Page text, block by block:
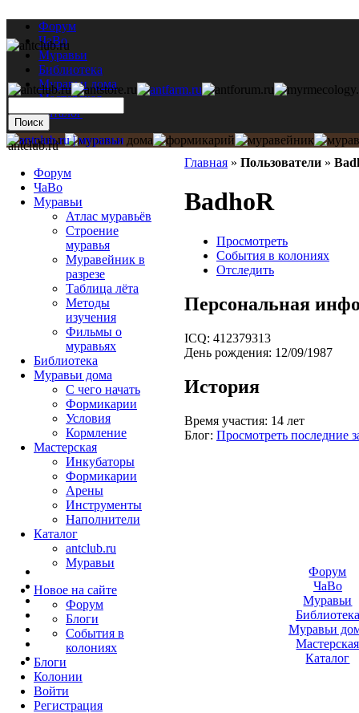
Форум
ЧаВо
Муравьи
Библиотека
Муравьи дома
Мастерская
Каталог
Главная » Пользователи »
BadhoR
Просмотреть
События в колониях
Отследить
Персональная
ICQ: 412379313
День рождения: 12/09/1987
История
Время участия: 14 лет
Блог: Просмотреть последние
antclub.ru
Форум
ЧаВо
Муравьи
Атлас муравьёв
Строение
муравья
Муравейник в
разрезе
Таблица лёта
Методы
изучения
Фильмы о
муравьях
Библиотека
Муравьи дома
С чего начать
Формикарии
Условия
Кормление
Мастерская
Инкубаторы
Формикарии
Арены
Инструменты
Наполнители
Каталог
antclub.ru
Муравьи
Новое на сайте
Форум
Блоги
События в
колониях
Блоги
Колонии
Войти
Peгиcтpaция
Форум
ЧаВо
Муравьи
Библиотека
Муравьи
Мастерская
Каталог